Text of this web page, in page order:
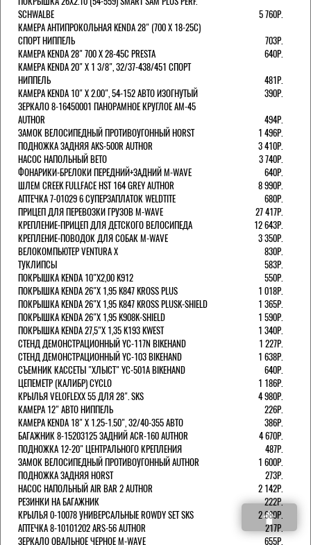
SCHWALBE
5 760Р.
КАМЕРА АНТИПРОКОЛЬНАЯ KENDA 28" (700 Х 18-25C)
СПОРТ НИППЕЛЬ
703Р.
КАМЕРА KENDA 28" 700 Х 28-45С PRESTA
640Р.
КАМЕРА KENDA 20" Х 1 3/8", 32/37-438/451 СПОРТ
НИППЕЛЬ
481Р.
КАМЕРА KENDA 10" Х 2.00", 54-152 АВТО ИЗОГНУТЫЙ
390Р.
ЗЕРКАЛО 8-16450001 ПАНОРАМНОЕ КРУГЛОЕ AM-45
AUTHOR
494Р.
ЗАМОК ВЕЛОСИПЕДНЫЙ ПРОТИВОУГОННЫЙ HORST
1 496Р.
ПОДНОЖКА ЗАДНЯЯ AKS-500R AUTHOR
3 410Р.
НАСОС НАПОЛЬНЫЙ BETO
3 740Р.
ФОНАРИКИ-БРЕЛОКИ ПЕРЕДНИЙ+ЗАДНИЙ M-WAVE
640Р.
ШЛЕМ CREEK FULLFACE HST 164 GREY AUTHOR
8 990Р.
АПТЕЧКА 7-01029 6 СУПЕРЗАПЛАТОК WELDTITE
680Р.
ПРИЦЕП ДЛЯ ПЕРЕВОЗКИ ГРУЗОВ M-WAVE
27 417Р.
КРЕПЛЕНИЕ-ПРИЦЕП ДЛЯ ДЕТСКОГО ВЕЛОСИПЕДА
12 643Р.
КРЕПЛЕНИЕ-ПОВОДОК ДЛЯ СОБАК M-WAVE
3 350Р.
ВЕЛОКОМПЬЮТЕР VENTURA Х
830Р.
ТУКЛИПСЫ
583Р.
ПОКРЫШКА KENDA 10"Х2,00 K912
550Р.
ПОКРЫШКА KENDA 26"Х 1,95 K847 KROSS PLUS
1 018Р.
ПОКРЫШКА KENDA 26"Х 1,95 K847 KROSS PLUSK-SHIELD
1 365Р.
ПОКРЫШКА KENDA 26"Х 1,95 K908K-SHIELD
1 590Р.
ПОКРЫШКА KENDA 27,5"Х 1,35 K193 KWEST
1 340Р.
СТЕНД ДЕМОНСТРАЦИОННЫЙ YC-117N BIKEHAND
1 227Р.
СТЕНД ДЕМОНСТРАЦИОННЫЙ YC-103 BIKEHAND
1 638Р.
СЪЕМНИК КАССЕТЫ "ХЛЫСТ" YC-501A BIKEHAND
640Р.
ЦЕПЕМЕТР (КАЛИБР) CYCLO
1 186Р.
КРЫЛЬЯ VELOFLEXX 55 ДЛЯ 28". SKS
4 980Р.
КАМЕРА 12" АВТО НИППЕЛЬ
226Р.
КАМЕРА KENDA 18" Х 1.25-1.50", 32/40-355 АВТО
386Р.
БАГАЖНИК 8-15203125 ЗАДНИЙ ACR-160 AUTHOR
4 670Р.
ПОДНОЖКА 12-20" ЦЕНТРАЛЬНОГО КРЕПЛЕНИЯ
487Р.
ЗАМОК ВЕЛОСИПЕДНЫЙ ПРОТИВОУГОННЫЙ AUTHOR
1 600Р.
ПОДНОЖКА ЗАДНЯЯ HORST
273Р.
НАСОС НАПОЛЬНЫЙ AIR BAR 2 AUTHOR
2 142Р.
РЕЗИНКИ НА БАГАЖНИК
222Р.
КРЫЛЬЯ 0-10078 УНИВЕРСАЛЬНЫЕ ROWDY SET SKS
2 680Р.
АПТЕЧКА 8-10101202 ARS-56 AUTHOR
217Р.
ЗЕРКАЛО ОВАЛЬНОЕ ЧЕРНОЕ M-WAVE
655Р.